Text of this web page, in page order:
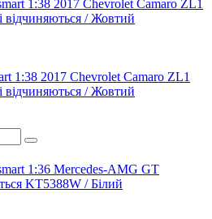
1:38 2017 Chevrolet Camaro ZL1
відчиняються / Жовтий